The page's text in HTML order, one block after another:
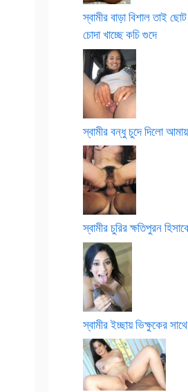
স্বামীর বাড়া বিশাল তাই
চোদা খাচ্ছে কচি গুদে
স্বামীর বন্ধু চুদে দিলো আমায়
স্বামীর চুরির ক্ষতিপুরন
স্বামীর ইচ্ছায় ভিক্ষুকের